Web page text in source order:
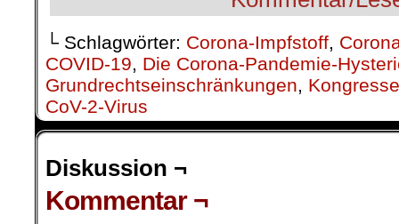
└ Schlagwörter: Corona-Impfstoff,
COVID-19, Die Corona-Pandemie-
Grundrechtseinschränkungen,
CoV-2-Virus
Diskussion ¬
Kommentar ¬